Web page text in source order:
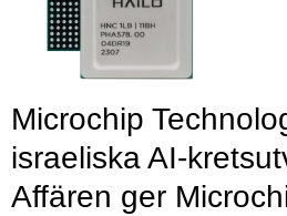
Microchip
israeliska AI-
Affären ger